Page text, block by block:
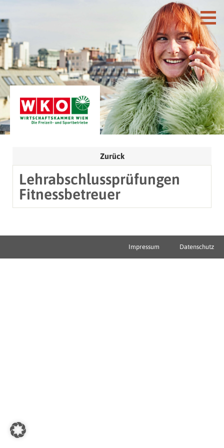
Zurück
Lehrabschlussprüfungen
Fitnessbetreuer
Impressum Datenschutz